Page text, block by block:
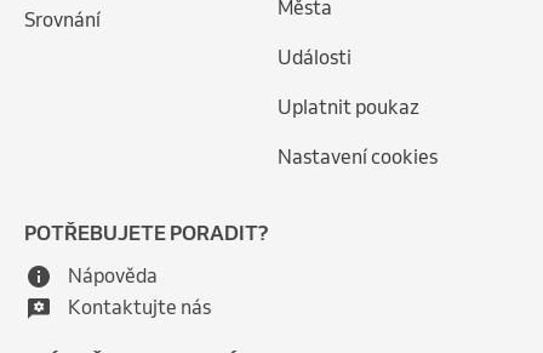
Srovnání Města
Události
Uplatnit poukaz
Nastavení cookies
POTŘEBUJETE PORADIT?
Nápověda
Kontaktujte nás